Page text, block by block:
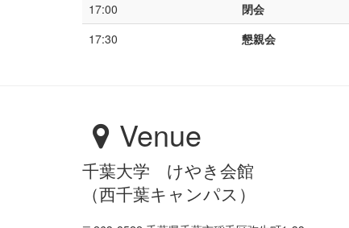
17:00
閉会
17:30
懇親会
Venue
千葉大学 けやき会館
（西千葉キャンパス）